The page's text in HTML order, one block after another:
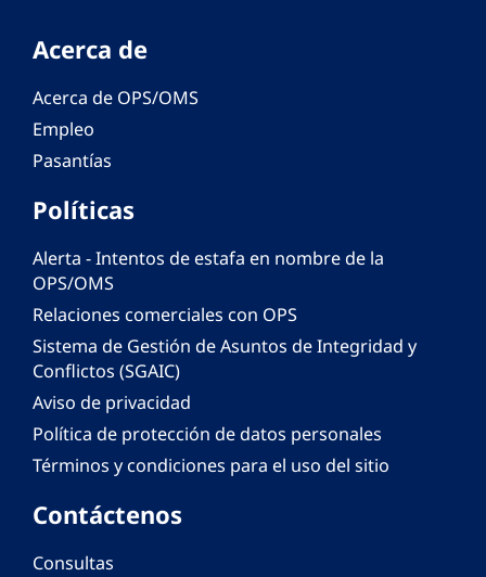
Acerca de
Acerca de OPS/OMS
Empleo
Pasantías
Políticas
Alerta - Intentos de estafa en nombre de la
OPS/OMS
Relaciones comerciales con OPS
Sistema de Gestión de Asuntos de Integridad y
Conflictos (SGAIC)
Aviso de privacidad
Política de protección de datos personales
Términos y condiciones para el uso del sitio
Contáctenos
Consultas